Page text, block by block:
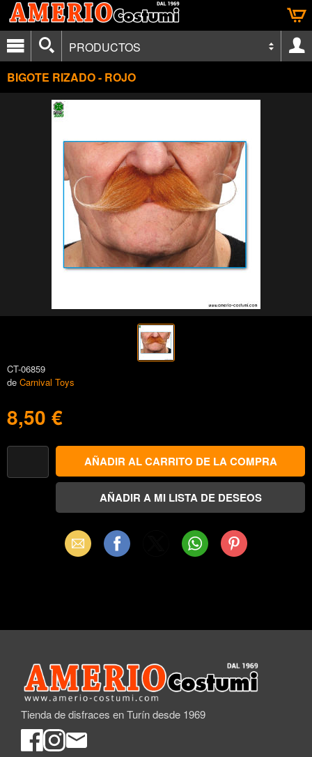
PRODUCTOS
BIGOTE RIZADO - ROJO
CT-06859
de Carnival Toys
8,50 €
Email Facebook WhatsAppPinterest
Tienda de disfraces en Turín desde 1969